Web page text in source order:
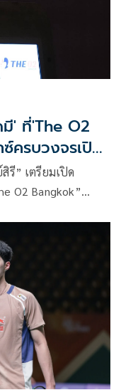
' ที่'The O2
ครบวงจรเปิด
รี” เตรียมเปิด
O2 Bangkok”
นมิถุนายน 2569 นี้